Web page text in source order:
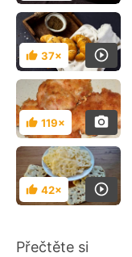
Hodnocení
37×
Hodnocení
119×
Hodnocení
42×
Přečtěte si